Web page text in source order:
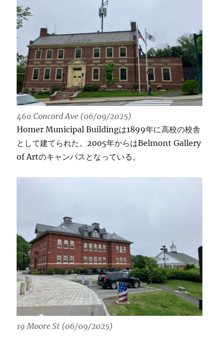
460 Concord Ave (06/09/2025)
Homer Municipal Buildingは1899年に高校の校舎
として建てられた。2005年からはBelmont Gallery
of Artのキャンパスとなっている。
19 Moore St (06/09/2025)